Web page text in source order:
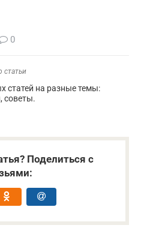
0
статьи
статей на разные темы:
советы.
Поделиться с